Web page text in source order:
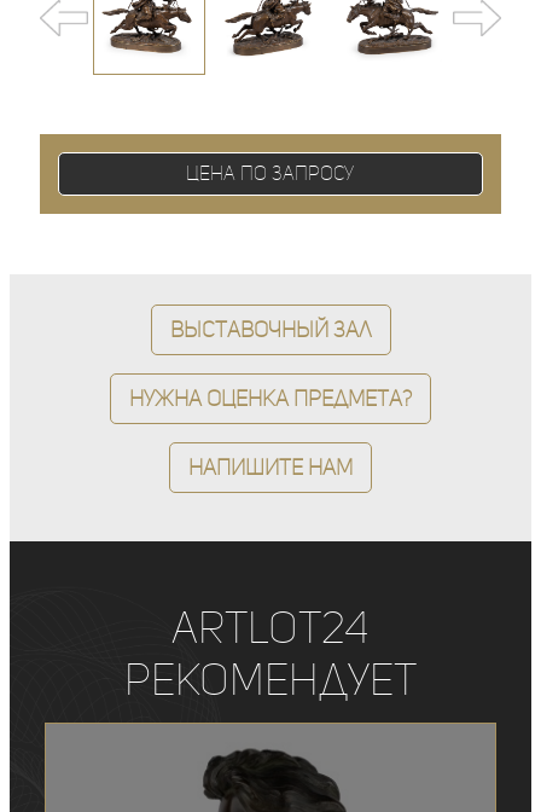
Цена по запросу
Выставочный зал
Нужна оценка предмета?
Напишите нам
ArtLot24
рекомендует